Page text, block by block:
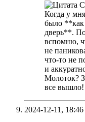
Когда у
было **как
дверь**.
вспомню,
не
что-то не
и
Молоток?
все вышло!
2024-12-11, 18:46